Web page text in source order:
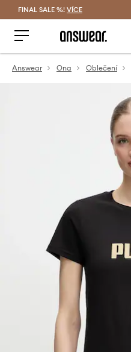
FINAL SALE %! VÍCE
Answear Ona Oblečení